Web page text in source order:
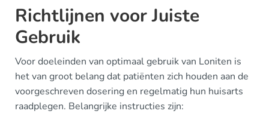
Richtlijnen voor Juiste
Gebruik
Voor doeleinden van optimaal gebruik van Loniten is
het van groot belang dat patiënten zich houden aan de
voorgeschreven dosering en regelmatig hun huisarts
raadplegen. Belangrijke instructies zijn: